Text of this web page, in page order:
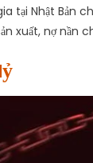
tại Nhật Bản
xuất, nợ nần